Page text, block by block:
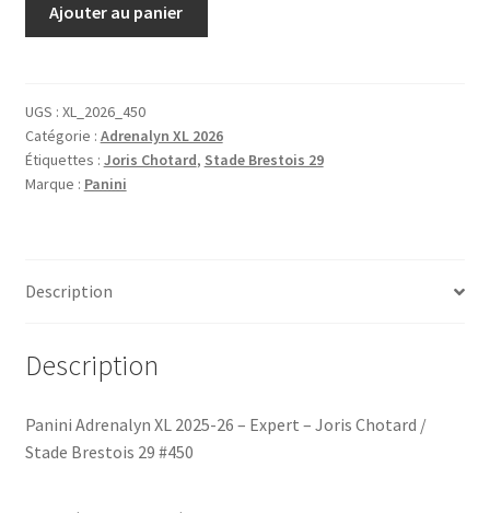
XL
2025-
26
-
Chotard
Stade
#450
Ajouter au panier
UGS : XL_2026_450
Catégorie : Adrenalyn XL 2026
Étiquettes : Joris Chotard, Stade Brestois 29
Marque : Panini
Description
Description
Panini Adrenalyn XL 2025-26 – Expert – Joris Chotard /
Stade Brestois 29 #450